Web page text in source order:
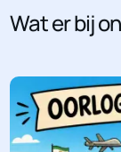
Wat er bij